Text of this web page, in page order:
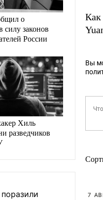
о
силу законов
России
Хиль
разведчиков
Как
Вы
7